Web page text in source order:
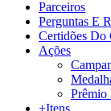
Parceiros
Perguntas E
Certidões Do
Ações
Prêmio
+Itens